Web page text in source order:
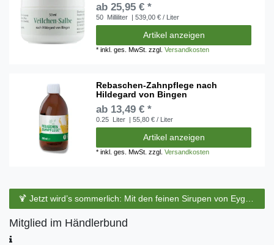
ab 25,95 € *
50 Milliliter | 539,00 € / Liter
Artikel anzeigen
*inkl. ges. MwSt. zzgl.Versandkosten
Rebaschen-Zahnpflege nach
Hildegard von Bingen
ab 13,49 € *
0.25 Liter | 55,80 € / Liter
Artikel anzeigen
*inkl. ges. MwSt. zzgl.Versandkosten
🍹 Jetzt wird’s sommerlich: Mit den feinen Sirupen von Eyguebelle entstehen erfrischende Cocktails und köstliche Sommerdrinks.
Mitglied im Händlerbund